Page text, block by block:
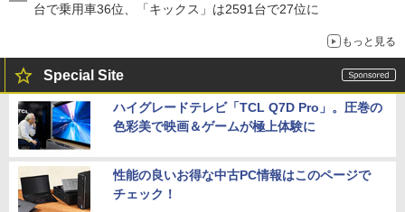
台で乗用車36位、「キックス」は2591台で27位に
もっと見る
Special Site
ハイグレードテレビ「TCL Q7D Pro」。圧巻の
色彩美で映画＆ゲームが極上体験に
性能の良いお得な中古PC情報はこのページで
チェック！